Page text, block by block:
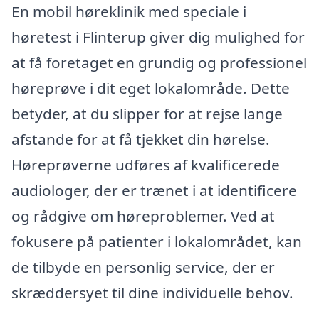
En mobil høreklinik med speciale i
høretest i Flinterup giver dig mulighed for
at få foretaget en grundig og professionel
høreprøve i dit eget lokalområde. Dette
betyder, at du slipper for at rejse lange
afstande for at få tjekket din hørelse.
Høreprøverne udføres af kvalificerede
audiologer, der er trænet i at identificere
og rådgive om høreproblemer. Ved at
fokusere på patienter i lokalområdet, kan
de tilbyde en personlig service, der er
skræddersyet til dine individuelle behov.